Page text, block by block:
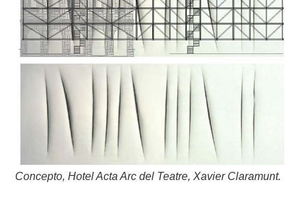
Concepto, Hotel Acta Arc del Teatre, Xavier Claramunt.